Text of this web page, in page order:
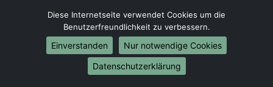
Entrümpelung
Halteverbotszone
Klaviertransport
Möbellift
Haushaltsauflösung
Möbeltaxi
Möbelmitfahrzentrale
Umzugskartons
Diese Internetseite verwendet Cookies um die
Benutzerfreundlichkeit zu verbessern.
Einverstanden
Nur notwendige Cookies
Datenschutzerklärung